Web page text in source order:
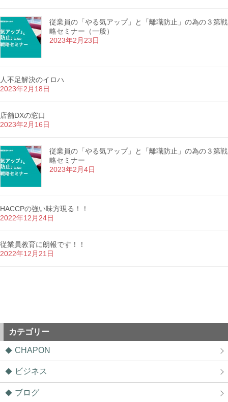
従業員の「やる気アップ」と「離職防止」の為の３第戦
略セミナー（一般）
2023年2月23日
人不足解決のイロハ
2023年2月18日
店舗DXの窓口
2023年2月16日
従業員の「やる気アップ」と「離職防止」の為の３第戦
略セミナー
2023年2月4日
HACCPの強い味方現る！！
2022年12月24日
従業員教育に朗報です！！
2022年12月21日
カテゴリー
CHAPON
ビジネス
ブログ